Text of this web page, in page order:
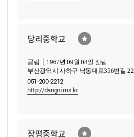
당리중학교
공립 │ 1967년 09월 08일 설립
부산광역시 사하구 낙동대로356번길 22
051-200-2212
http://dangni.ms.kr
장평중학교